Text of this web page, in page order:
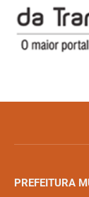
PREFEITURA